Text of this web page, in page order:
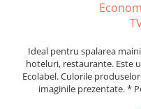
Produse si rechizite scolare
Caiete si produse din hartie
Ideal pentru spalarea
hoteluri, restaurante. Este
Ecolabel. Culorile
imaginile prezentate. *